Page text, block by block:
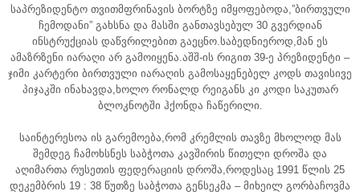
საპრეზიდენტო თვითმფრინავის ბორტზე იმყოფებოდა,”ბირთვული
ჩემოდანი” გახსნა და მასში განთავსებულ 30 გვერდიან
ინსტრუქციას დაწვრილებით გაეცნო.საბედნიეროდ,მან ეს
ამაზრზენი იარაღი არ გამოიყენა.აშშ-ის რიგით 39-ე პრეზიდენტი –
ჯიმი კარტერი ბირთვული იარაღის გამოსაყენებელ კოდს თავისივე
პიჯაკში ინახავდა,ხოლო რონალდ რეიგანს კი კოდი საკუთარ
ბლოკნოტში ჰქონდა ჩაწერილი.
საინტერესოა ის გარემოება,რომ კრემლის თავზე მხოლოდ მას
შემდეგ ჩამოხსნეს საბჭოთა კავშირის წითელი დროშა და
აღიმართა რუსეთის ფედერაციის დროშა,როდესაც 1991 წლის 25
დეკემბრის 19 : 38 წუთზე საბჭოთა გენსეკმა – მიხეილ გორბაჩოვმა